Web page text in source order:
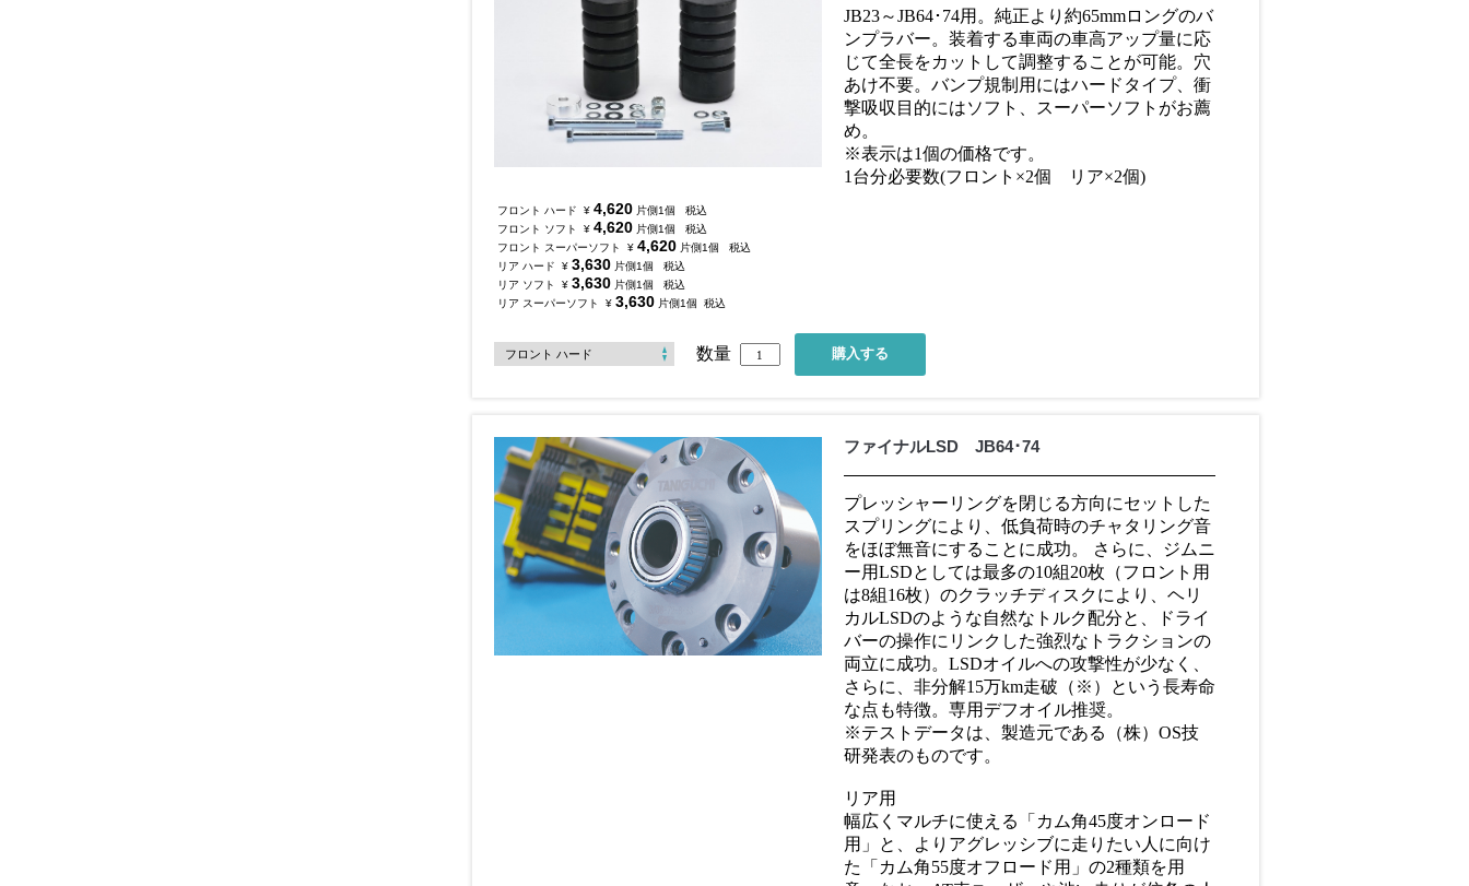
JB23～JB64･74用。純正より約65mmロングのバ
ンプラバー。装着する車両の車高アップ量に応
じて全長をカットして調整することが可能。穴
あけ不要。バンプ規制用にはハードタイプ、衝
撃吸収目的にはソフト、スーパーソフトがお薦
め。
※表示は1個の価格です。
1台分必要数(フロント×2個 リア×2個)
フロント ハード ¥ 4,620 片側1個
税込
フロント ソフト
¥ 4,620 片側1個
税込
フロント スーパーソフト
¥ 4,620 片側1個
税込
リア ハード
¥ 3,630 片側1個
税込
リア ソフト
¥ 3,630 片側1個
税込
リア スーパーソフト
¥ 3,630 片側1個 税込
数量
ファイナルLSD JB64･74
プレッシャーリングを閉じる方向にセットした
スプリングにより、低負荷時のチャタリング音
をほぼ無音にすることに成功。 さらに、ジムニ
ー用LSDとしては最多の10組20枚（フロント用
は8組16枚）のクラッチディスクにより、ヘリ
カルLSDのような自然なトルク配分と、ドライ
バーの操作にリンクした強烈なトラクションの
両立に成功。LSDオイルへの攻撃性が少なく、
さらに、非分解15万km走破（※）という長寿命
な点も特徴。専用デフオイル推奨。
※テストデータは、製造元である（株）OS技
研発表のものです。
リア用
幅広くマルチに使える「カム角45度オンロード
用」と、よりアグレッシブに走りたい人に向け
た「カム角55度オフロード用」の2種類を用